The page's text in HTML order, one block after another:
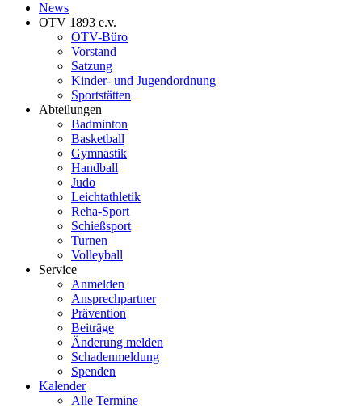
News
OTV 1893 e.v.
OTV-Büro
Vorstand
Satzung
Kinder- und Jugendordnung
Sportstätten
Abteilungen
Badminton
Basketball
Gymnastik
Handball
Judo
Leichtathletik
Reha-Sport
Schießsport
Turnen
Volleyball
Service
Anmelden
Ansprechpartner
Prävention
Beiträge
Änderung melden
Schadenmeldung
Spenden
Kalender
Alle Termine